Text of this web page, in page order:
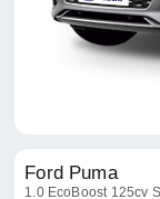
Ford Puma
1.0 EcoBoost 125cv